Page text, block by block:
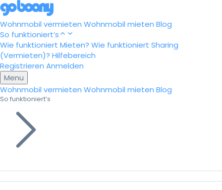
Wohnmobil vermieten Wohnmobil mieten Blog
So funktioniert’s
Wie funktioniert Mieten? Wie funktioniert Sharing
(Vermieten)? Hilfebereich
Registrieren Anmelden
Menu
Wohnmobil vermieten Wohnmobil mieten Blog
So funktioniert’s